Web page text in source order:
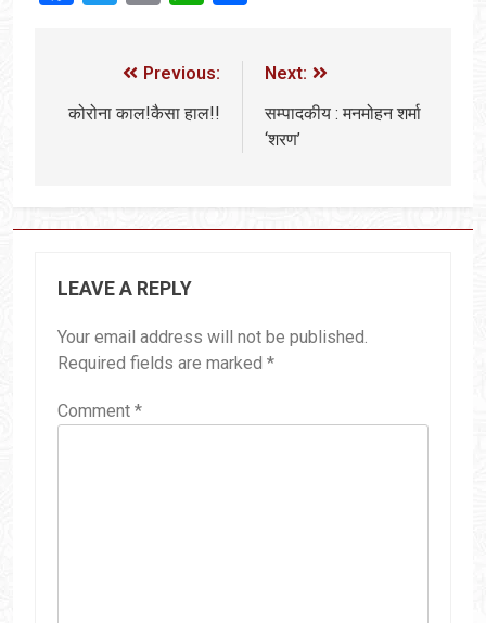
Previous:
कोरोना काल!कैसा हाल!!
Next:
सम्पादकीय : मनमोहन शर्मा
‘शरण’
LEAVE A REPLY
Your email address will not be published.
Required fields are marked *
Comment *